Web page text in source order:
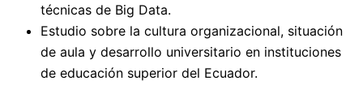
técnicas de Big Data.
Estudio sobre la cultura organizacional, situación
de aula y desarrollo universitario en instituciones
de educación superior del Ecuador.